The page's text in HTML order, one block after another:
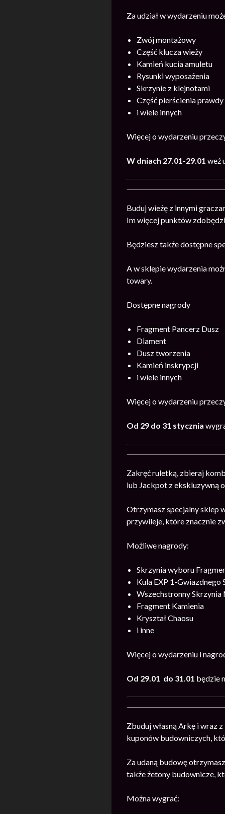
Za udział w wydarzeniu
Zwój montażowy
Część klucza wieży
Kamień kucia amuletu
Rysunki wyposażenia
Skrzynie z klejnotami
Część pierścienia prawdy
i wiele innych
Więcej o wydarzeniu
W dniach 27.01-29.01 weź
Buduj wieżę z innymi
Im więcej punktów
Będziesz także dostępne
A w sklepie wydarzenia
towary.
Dostępne nagrody
Fragment Pancerz Dusz
Diament
Dusz tworzenia
Kamień inskrypcji
i wiele innych
Więcej o wydarzeniu
Od 29 do 31 stycznia
Zakręć ruletką, zbieraj
lub Jackpot z ekskluzywną
Otrzymasz specjalny sklep
przywileje, które znacznie
Możliwe nagrody:
Skrzynia wyboru
Kula EXP 1-Gwiazdnego
Wszechstronny Skrzynia
Fragment Kamienia
Kryształ Chaosu
i inne
Więcej o wydarzeniu i
Od 29.01 do 31.01 będzie
Zbuduj własną Arkę i wraz
kuponów budowniczych,
Za udaną budowę
także żetony budownicze,
Można wygrać: